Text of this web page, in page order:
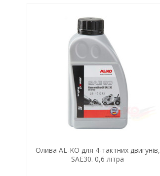
Олива AL-KO для 4-тактних двигунів,
SAE30. 0,6 літра